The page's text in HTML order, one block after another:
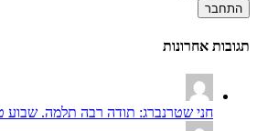
התחבר
תגובות אחרונות
חני שטרנברג: תודה רבה תלמה. שבוע